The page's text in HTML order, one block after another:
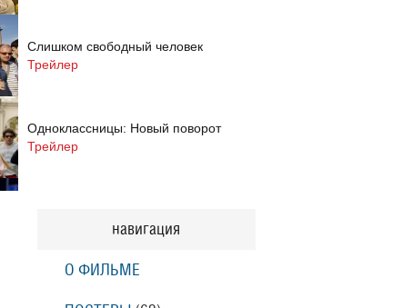
Слишком свободный человек
Трейлер
Одноклассницы: Новый поворот
Трейлер
Трейлер (на русском языке)
навигация
О ФИЛЬМЕ